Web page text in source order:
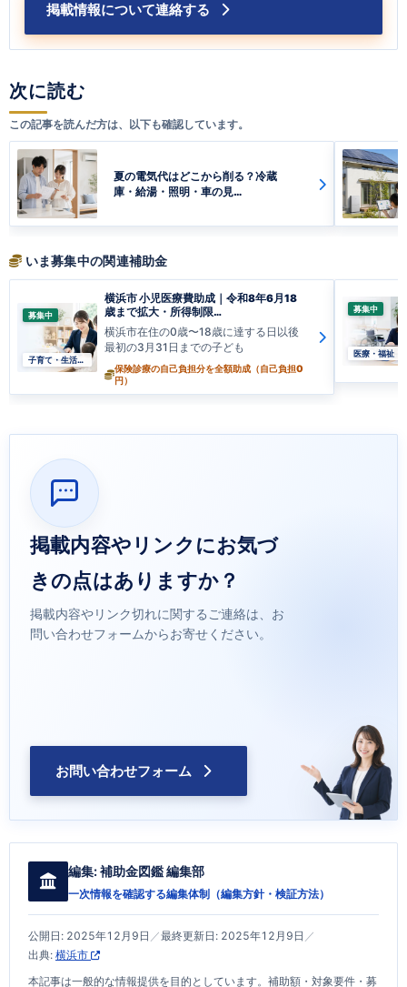
掲載情報について連絡する
次に読む
この記事を読んだ方は、以下も確認しています。
夏の電気代はどこから削る？冷蔵
庫・給湯・照明・車の見…
いま募集中の関連補助金
募集中
子育て・生活支援
横浜市 小児医療費助成｜令和8年6月18
歳まで拡大・所得制限…
横浜市在住の0歳〜18歳に達する日以後
最初の3月31日までの子ども
保険診療の自己負担分を全額助成（自己負担0
円）
募集中
医療・福祉
掲載内容やリンクにお気づ
きの点はありますか？
掲載内容やリンク切れに関するご連絡は、お
問い合わせフォームからお寄せください。
お問い合わせフォーム
編集:補助金図鑑 編集部
一次情報を確認する編集体制（編集方針・検証方法）
公開日: 2025年12月9日 ／最終更新日: 2025年12月9日 ／
出典: 横浜市
本記事は一般的な情報提供を目的としています。補助額・対象要件・募